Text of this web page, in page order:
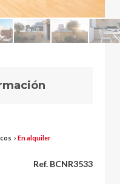
› En alquiler
Ref. BCNR3533